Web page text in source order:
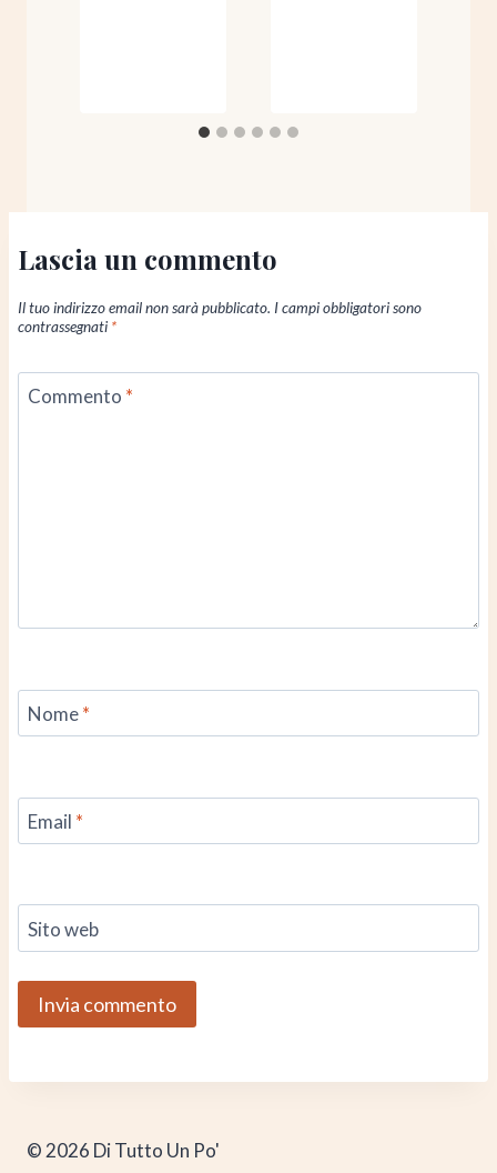
Lascia un commento
Il tuo indirizzo email non sarà pubblicato. I campi obbligatori sono
contrassegnati *
Commento *
Nome*
Email *
Sito web
© 2026 Di Tutto Un Po'